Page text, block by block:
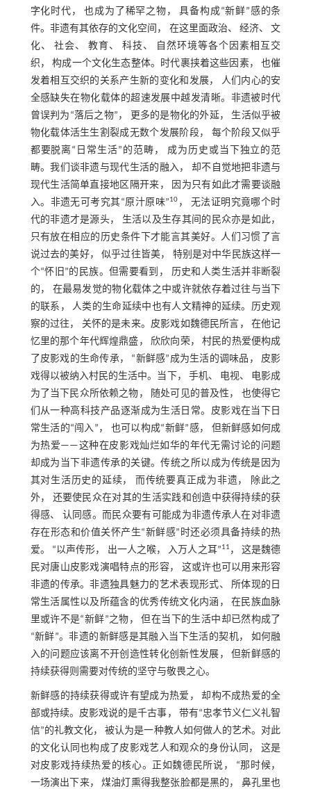
字化时代， 也成为了稀罕之物， 具备构成“新鲜”感的条
件。非遗有其依存的文化空间， 在这里面政治、 经济、 文
化、 社会、 教育、 科技、 自然环境等各个因素相互交
织， 构成一个文化生态整体。时代裹挟着这些因素， 也催
发着相互交织的关系产生新的变化和发展， 人们内心的安
全感缺失在物化载体的超速发展中越发清晰。非遗被时代
曾误判为“落后之物”， 更多的是物化的外延， 生活似乎被
物化载体活生生割裂成无数个发展阶段， 每个阶段又似乎
都要脱离“日常生活”的范畴， 成为历史或当下独立的范
畴。我们谈非遗与现代生活的融入， 却不自觉地把非遗与
现代生活简单直接地区隔开来， 因为只有如此才需要谈融
入。非遗无可考究其“原汁原味”10 ， 无法证明究竟哪个时
代的非遗才是源头， 生活以及生存其间的民众亦是如此，
只有放在相应的历史条件下才能言其美好。人们习惯了言
说过去的美好， 似乎过往皆美， 特别是对中华民族这样一
个“怀旧”的民族。但需要看到， 历史和人类生活并非断裂
的， 在最易发觉的物化载体之中或许就依存着过往与当下
的联系， 人类的生命延续中也有人文精神的延续。历史观
察的过往， 关怀的是未来。皮影戏如魏德民所言， 在他记
忆里的那个年代辉煌鼎盛， 欣欣向荣， 村民的热爱便构成
了皮影戏的生命传承， “新鲜感”成为生活的调味品， 皮影
戏得以被纳入村民的生活中。当下， 手机、 电视、 电影成
为了当下民众所依赖之物， 随处可见的普及性， 也使得它
们从一种高科技产品逐渐成为生活日常。皮影戏在当下日
常生活的“闯入”， 也可以构成“新鲜”感， 但新鲜感如何成
为热爱——这种在皮影戏灿烂如华的年代无需讨论的问题
却成为当下非遗传承的关键。传统之所以成为传统是因为
其对生活历史的延续， 而传统要真正成为非遗， 除此之
外， 还要使民众在对其的生活实践和创造中获得持续的获
得感、 认同感。而民众要有可能成为非遗传承人在对非遗
存在形态和价值关怀产生“新鲜感”时还必须具备持续的热
爱。 “以声传形， 出一人之喉， 入万人之耳”11 ， 这是魏德
民对唐山皮影戏演唱特点的形容， 这或许也可以用来形容
非遗的传承。非遗独具魅力的艺术表现形式、 所体现的日
常生活属性以及所蕴含的优秀传统文化内涵， 在民族血脉
里或许不是“新鲜”之物， 但在当下的生活中却已然构成了
“新鲜”。非遗的新鲜感是其融入当下生活的契机， 如何融
入的问题应该离不开创造性转化创新性发展， 但新鲜感的
持续获得则需要对传统的坚守与敬畏之心。
新鲜感的持续获得或许有望成为热爱， 却构不成热爱的全
部或持续。皮影戏说的是千古事， 带有“忠孝节义仁义礼智
信”的礼教文化， 被认为是一种教人如何做人的艺术。对此
的文化认同也构成了皮影戏艺人和观众的身份认同， 这是
对皮影戏持续热爱的核心。正如魏德民所说， “那时候，
一场演出下来， 煤油灯熏得我整张脸都是黑的， 鼻孔里也